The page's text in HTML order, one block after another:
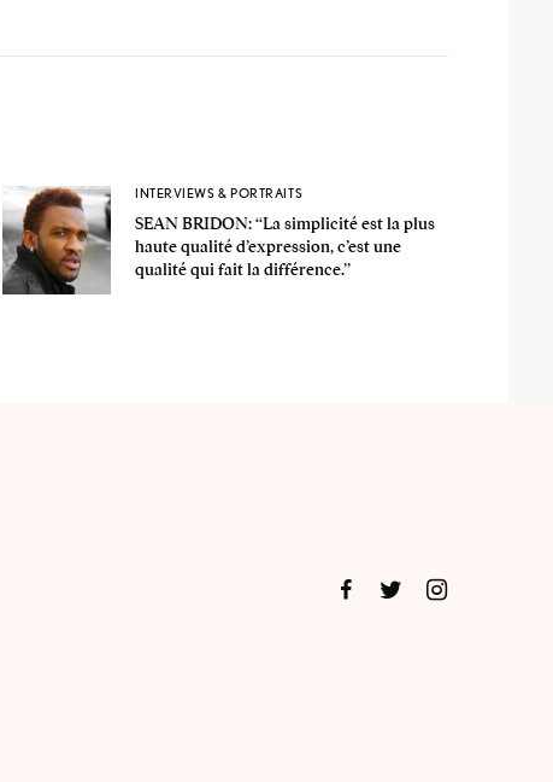
INTERVIEWS & PORTRAITS
SEAN BRIDON: ‘‘La simplicité est la plus
haute qualité d’expression, c’est une
qualité qui fait la différence.’’